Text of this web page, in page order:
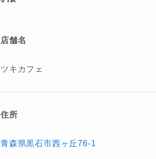
店舗名
ツキカフェ
住所
青森県黒石市西ヶ丘76-1